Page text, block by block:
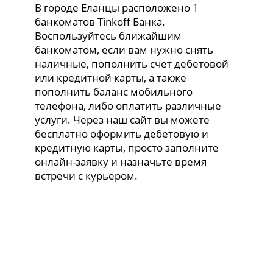
В городе Еланцы расположено 1
банкоматов Tinkoff Банка.
Воспользуйтесь ближайшим
банкоматом, если вам нужно снять
наличные, пополнить счет дебетовой
или кредитной карты, а также
пополнить баланс мобильного
телефона, либо оплатить различные
услуги. Через наш сайт вы можете
бесплатно оформить дебетовую и
кредитную карты, просто заполните
онлайн-заявку и назначьте время
встречи с курьером.